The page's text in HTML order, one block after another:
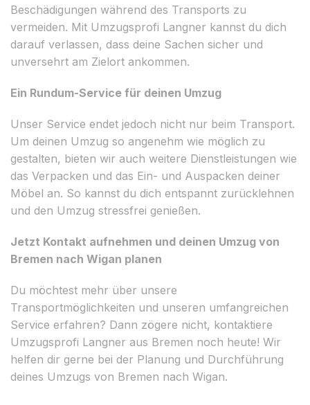
Beschädigungen während des Transports zu
vermeiden. Mit Umzugsprofi Langner kannst du dich
darauf verlassen, dass deine Sachen sicher und
unversehrt am Zielort ankommen.
Ein Rundum-Service für deinen Umzug
Unser Service endet jedoch nicht nur beim Transport.
Um deinen Umzug so angenehm wie möglich zu
gestalten, bieten wir auch weitere Dienstleistungen wie
das Verpacken und das Ein- und Auspacken deiner
Möbel an. So kannst du dich entspannt zurücklehnen
und den Umzug stressfrei genießen.
Jetzt Kontakt aufnehmen und deinen Umzug von
Bremen nach Wigan planen
Du möchtest mehr über unsere
Transportmöglichkeiten und unseren umfangreichen
Service erfahren? Dann zögere nicht, kontaktiere
Umzugsprofi Langner aus Bremen noch heute! Wir
helfen dir gerne bei der Planung und Durchführung
deines Umzugs von Bremen nach Wigan.